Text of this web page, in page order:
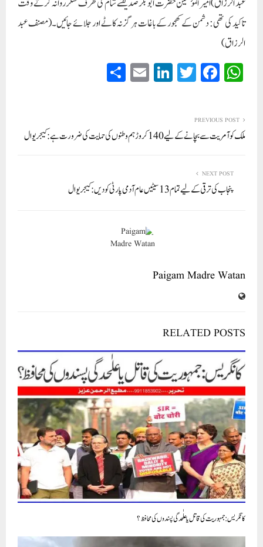
عبد الرزاق)امیر المؤمنین حضرت ابوبکرصدیقؓنے شام کی طرف لشکر روانہ کرتے وقت
تاکید کی تھی: دشمن کے کھجور کے باغات ہرگز نہ کاٹے اور جلائے جائیں۔(مصنف عبد
الرزاق)
W
ha
A
pp
Fa
ce
ok
T
wi
r
Li
nk
In
E
m
PREVIOUS POST
ملک کو آمریت سے بچانے کے لیے 140 کروڑ ہم وطنوں کی حمایت کی ضرورت ہے: کیجریوال
NEXT POST
پنجاب کی ترقی کے لیے تمام 13 سیٹیں عام آدمی پارٹی کو دیں: کیجریوال
Paigam Madre Watan
RELATED POSTS
کانگریس: جمہوریت کی قاتل یا علٰحدگی پسندوں کی محافظ؟